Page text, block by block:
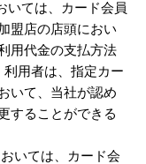
いては、カード会員
盟店の店頭におい
用代金の支払方法
用者は、指定カー
いて、当社が認め
することができる
いては、カード会